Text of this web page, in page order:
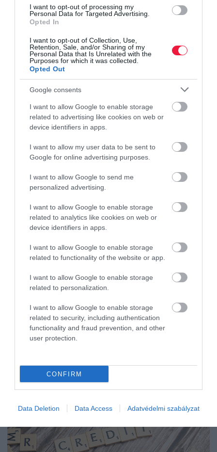
I want to opt-out of processing my
Personal Data for Targeted Advertising.
Opted In
I want to opt-out of Collection, Use,
Retention, Sale, and/or Sharing of my
Personal Data that Is Unrelated with the
Purposes for which it was collected.
Opted Out
Google consents
I want to allow Google to enable storage
related to advertising like cookies on web or
device identifiers in apps.
I want to allow my user data to be sent to
Google for online advertising purposes.
I want to allow Google to send me
personalized advertising.
I want to allow Google to enable storage
related to analytics like cookies on web or
device identifiers in apps.
I want to allow Google to enable storage
related to functionality of the website or app.
I want to allow Google to enable storage
related to personalization.
I want to allow Google to enable storage
related to security, including authentication
functionality and fraud prevention, and other
user protection.
CONFIRM
Data Deletion Data Access Adatvédelmi szabályzat
Lakásbiznisz Európában: itt adóztatják a
Egy ingatlan vételára messze nem egyenlő az ingatlanvásárlás
költségeivel, legyünk akárhol Európában. A tulajdonost ugyanis
adó terhelheti a vásárláskor, a birtoklás éveiben, a bérbeadás után,
de még…